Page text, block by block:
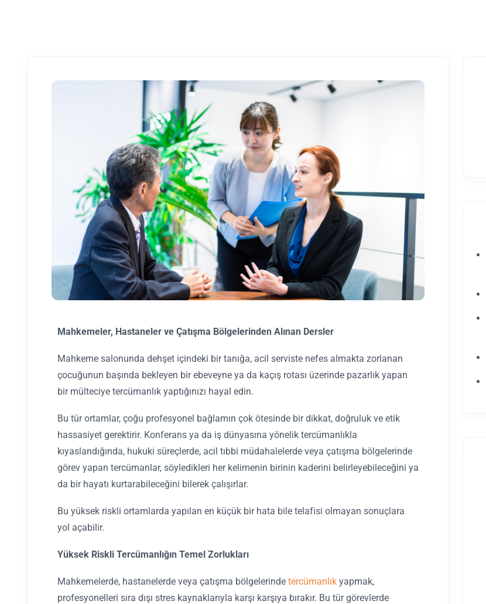
Mahkemeler, Hastaneler ve Çatışma Bölgelerinden Alınan Dersler
Mahkeme salonunda dehşet içindeki bir tanığa, acil serviste nefes almakta zorlanan
çocuğunun başında bekleyen bir ebeveyne ya da kaçış rotası üzerinde pazarlık yapan
bir mülteciye tercümanlık yaptığınızı hayal edin.
Bu tür ortamlar, çoğu profesyonel bağlamın çok ötesinde bir dikkat, doğruluk ve etik
hassasiyet gerektirir. Konferans ya da iş dünyasına yönelik tercümanlıkla
kıyaslandığında, hukuki süreçlerde, acil tıbbi müdahalelerde veya çatışma bölgelerinde
görev yapan tercümanlar, söyledikleri her kelimenin birinin kaderini belirleyebileceğini ya
da bir hayatı kurtarabileceğini bilerek çalışırlar.
Bu yüksek riskli ortamlarda yapılan en küçük bir hata bile telafisi olmayan sonuçlara
yol açabilir.
Yüksek Riskli Tercümanlığın Temel Zorlukları
Mahkemelerde, hastanelerde veya çatışma bölgelerinde tercümanlık yapmak,
profesyonelleri sıra dışı stres kaynaklarıyla karşı karşıya bırakır. Bu tür görevlerde